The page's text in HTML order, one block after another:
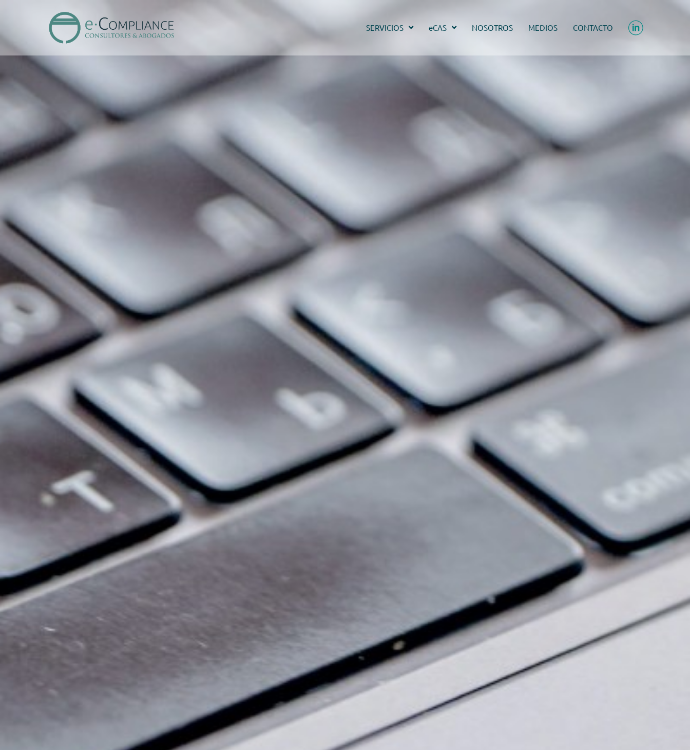
SERVICIOS eCAS NOSOTROS MEDIOS CONTACTO